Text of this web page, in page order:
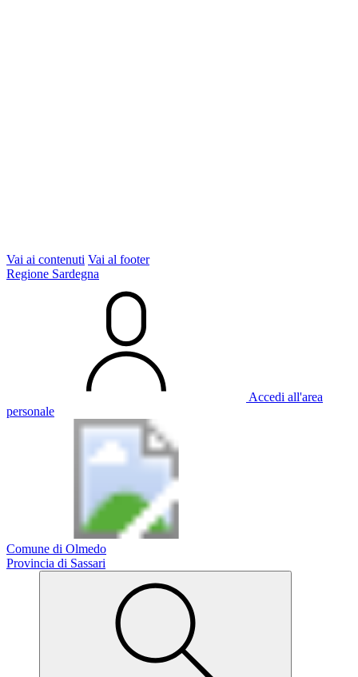
Vai ai contenuti Vai al footer
Regione Sardegna
Accedi all'area
personale
Comune di Olmedo
Provincia di Sassari